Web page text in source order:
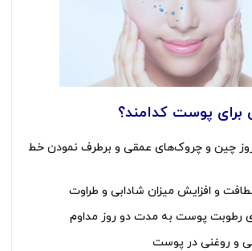
برای پوست کدامند؟
چین و چروک‌های عمقی و برطرف نمودن خط
و افزایش میزان شادابی و طراوت
رطوبت پوست به مدت دو روز مداوم
و روغنی در پوست